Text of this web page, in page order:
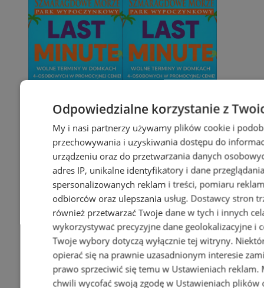
Odpowiedzialne korzystanie z
My i nasi partnerzy używamy plików cookie i
przechowywania i uzyskiwania dostępu do
urządzeniu oraz do przetwarzania danych
adres IP, unikalne identyfikatory i dane
spersonalizowanych reklam i treści, pomiaru
odbiorców oraz ulepszania usług. Dostawcy stron
również przetwarzać Twoje dane w tych i innych
wykorzystywać precyzyjne dane geolokalizacyjne i
Twoje wybory dotyczą wyłącznie tej witryny.
opierać się na prawnie uzasadnionym interesie
prawo sprzeciwić się temu w Ustawieniach reklam.
chwili wycofać swoją zgodę w Ustawieniach plików